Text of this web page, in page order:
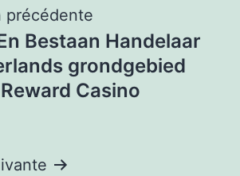
précédente
Bestaan Handelaar
grondgebied
Casino